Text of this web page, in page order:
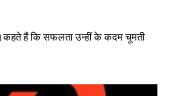
हैं कि सफलता उन्हीं के कदम चूमती